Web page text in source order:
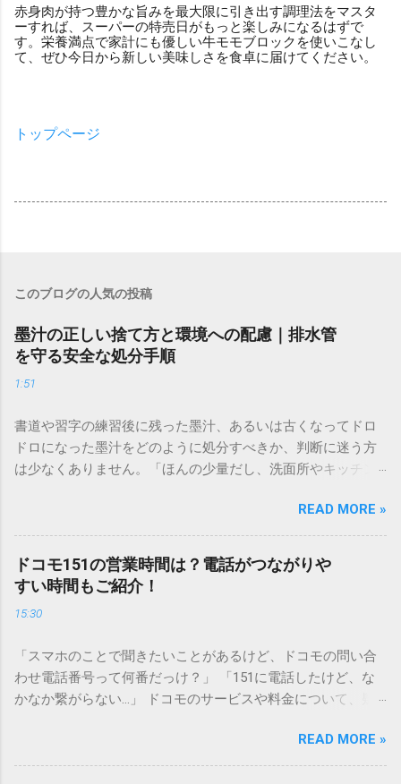
赤身肉が持つ豊かな旨みを最大限に引き出す調理法をマスタ
ーすれば、スーパーの特売日がもっと楽しみになるはずで
す。栄養満点で家計にも優しい牛モモブロックを使いこなし
て、ぜひ今日から新しい美味しさを食卓に届けてください。
トップページ
このブログの人気の投稿
墨汁の正しい捨て方と環境への配慮｜排水管
を守る安全な処分手順
1:51
書道や習字の練習後に残った墨汁、あるいは古くなってドロ
ドロになった墨汁をどのように処分すべきか、判断に迷う方
は少なくありません。「ほんの少量だし、洗面所やキッチン
と、実は予期せぬトラブルを招く原因となります。 墨汁は、
一般的な生活排水とは性質が大きく異なります。そのまま排
水口へ流すことは環境負荷だけでなく、ご自宅の排水設備を
傷める可能性も高いため、非常に危険です。この記事では、
墨汁を安全かつ環境に優しい方法で処分するための手順と、
容器を適切に分別する方法を徹底解説します。 墨汁を「排水
す）」と「膠（にかわ）」、そして水です。これらは非常に
微細かつ独特の粘性を持っているため、下水処理や配管維持
の観点から以下の問題が発生します。 1. 環境への深刻な負荷
施設であっても、これらの微粒子を完全に分解・除去するこ
とは容易ではありません。大量に流し続けると河川や海まで
READ MORE »
ドコモ151の営業時間は？電話がつながりや
すい時間もご紹介！
15:30
「スマホのことで聞きたいことがあるけど、ドコモの問い合
わせ電話番号って何番だっけ？」 「151に電話したけど、な
かなか繋がらない…」 ドコモのサービスや料金について、疑
ンフォメーションセンター」の専用電話番号「151」ですよ
ね。 でも、「 ドコモ151は何時まで 営業しているの？」「
READ MORE »